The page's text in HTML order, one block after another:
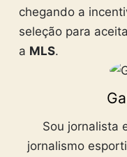
chegando a
seleção para
a MLS.
Sou jornalista
jornalismo